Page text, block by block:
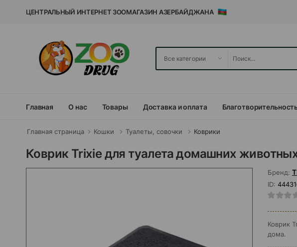
ЦЕНТРАЛЬНЫЙ ИНТЕРНЕТ ЗООМАГАЗИН АЗЕРБАЙДЖАНА
Главная О нас Товары Доставка и оплата
Главная страница Кошки Туалеты, совочки Коврики
Коврик Trixie для туалета домашних
Бренд:
ID:
Коврик
дома.